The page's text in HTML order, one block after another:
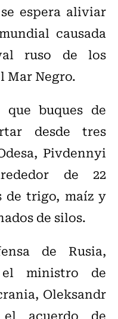
espera aliviar
causada
ruso de los
Mar Negro.
buques de
desde tres
Pivdennyi
de 22
de trigo, maíz y
de silos.
de Rusia,
ministro de
Oleksandr
el acuerdo de